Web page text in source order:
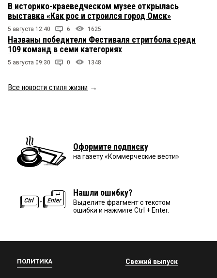
В историко-краеведческом музее открылась
выставка «Как рос и строился город Омск»
5 августа 12:40 6 1625
Названы победители Фестиваля стритбола среди
109 команд в семи категориях
5 августа 09:30 0 1348
Все новости стиля жизни →
Оформите подписку
на газету «Коммерческие вести»
Нашли ошибку?
Выделите фрагмент с текстом
ошибки и нажмите Ctrl + Enter.
ПОЛИТИКА Свежий выпуск